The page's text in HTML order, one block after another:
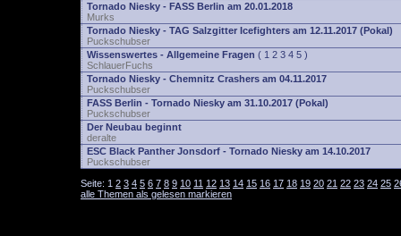
Tornado Niesky - FASS Berlin am 20.01.2018
Murks
Tornado Niesky - TAG Salzgitter Icefighters am 12.11.2017 (Pokal)
Puckschubser
Wissenswertes - Allgemeine Fragen ( 1 2 3 4 5 )
SchlauerFuchs
Tornado Niesky - Chemnitz Crashers am 04.11.2017
Puckschubser
FASS Berlin - Tornado Niesky am 31.10.2017 (Pokal)
Puckschubser
Der Neubau beginnt
deralte
ESC Black Panther Jonsdorf - Tornado Niesky am 14.10.2017
Puckschubser
Seite: 1 2 3 4 5 6 7 8 9 10 11 12 13 14 15 16 17 18 19 20 21 22 23 24 25
alle Themen als gelesen markieren